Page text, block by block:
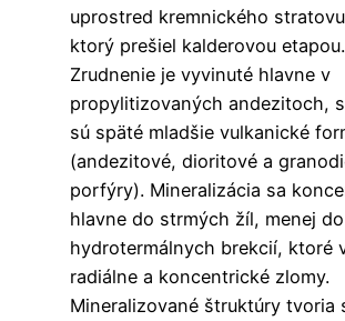
uprostred kremnického
ktorý prešiel kalderovou etapou.
Zrudnenie je vyvinuté hlavne v
propylitizovaných andezitoch,
sú späté mladšie vulkanické
(andezitové, dioritové a
porfýry). Mineralizácia sa
hlavne do strmých žíl, menej
hydrotermálnych brekcií, ktoré
radiálne a koncentrické zlomy.
Mineralizované štruktúry tvoria